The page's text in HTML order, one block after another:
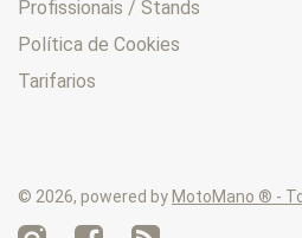
FXSTC 0
FXSTD 0
FXSTDI
KHE 0
Profissionais / Stands
Política de Cookies
Tarifarios
© 2026, powered by MotoMano ® -